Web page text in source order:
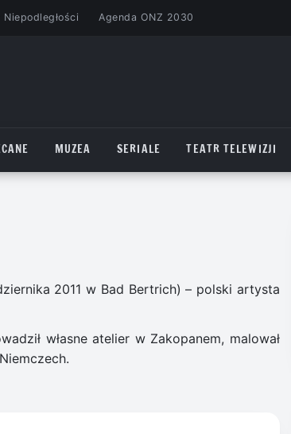
Niepodległości Agenda ONZ 2030
MUZEA SERIALE TEATR TELEWIZJI
2011 w Bad Bertrich) – polski artysta
własne atelier w Zakopanem, malował